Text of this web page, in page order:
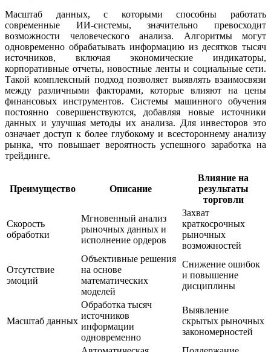
Масштаб данных, с которыми способны работать
современные ИИ-системы, значительно превосходит
возможности человеческого анализа. Алгоритмы могут
одновременно обрабатывать информацию из десятков тысяч
источников, включая экономические индикаторы,
корпоративные отчеты, новостные ленты и социальные сети.
Такой комплексный подход позволяет выявлять взаимосвязи
между различными факторами, которые влияют на цены
финансовых инструментов. Системы машинного обучения
постоянно совершенствуются, добавляя новые источники
данных и улучшая методы их анализа. Для инвесторов это
означает доступ к более глубокому и всестороннему анализу
рынка, что повышает вероятность успешного заработка на
трейдинге.
Преимущество Описание
Влияние на
результаты
торговли
Скорость
обработки
Мгновенный анализ
рыночных данных и
исполнение ордеров
Захват
краткосрочных
рыночных
возможностей
Отсутствие
эмоций
Объективные решения
на основе
математических
моделей
Снижение ошибок
и повышение
дисциплины
Масштаб данных
Обработка тысяч
источников
информации
одновременно
Выявление
скрытых рыночных
закономерностей